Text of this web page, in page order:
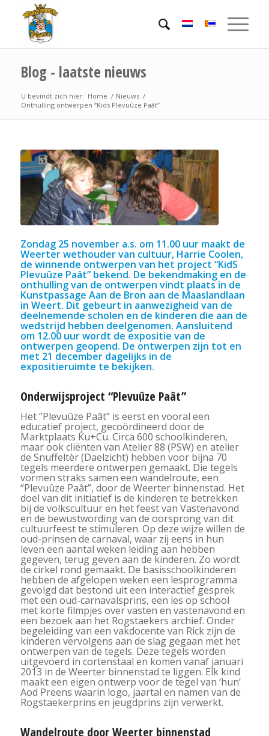
Blog - laatste nieuws
U bevindt zich hier: Home / Nieuws /
Onthulling ontwerpen “Kids Plevuûze Paât”
Zondag 25 november a.s. om 11.00 uur maakt de
Weerter wethouder van cultuur, Harrie Coolen,
de winnende ontwerpen van het project “KidS
Plevuûze Paât” bekend. De bekendmaking en de
onthulling van de ontwerpen vindt plaats in de
Kunstpassage Aan de Bron aan de Maaslandlaan
in Weert. Dit gebeurt in aanwezigheid van de
deelnemende scholen en de kinderen die aan de
wedstrijd hebben deelgenomen. Aansluitend
om 12.00 uur wordt de expositie van de
ontwerpen geopend. De ontwerpen zijn tot en
met 21 december dagelijks in de
expositieruimte te bekijken.
Onderwijsproject “Plevuûze Paât”
Het “Plevuûze Paât” is eerst en vooral een
educatief project, gecoördineerd door de
Marktplaats Ku+Cu. Circa 600 schoolkinderen,
maar ook cliënten van Atelier 88 (PSW) en atelier
de Snuffeltèr (Daelzicht) hebben voor bijna 70
tegels meerdere ontwerpen gemaakt. Die tegels
vormen straks samen een wandelroute, een
“Plevuûze Paât”, door de Weerter binnenstad. Het
doel van dit initiatief is de kinderen te betrekken
bij de volkscultuur en het feest van Vastenavond
en de bewustwording van de oorsprong van dit
cultuurfeest te stimuleren. Op deze wijze willen de
oud-prinsen de carnaval, waar zij eens in hun
leven een aantal weken leiding aan hebben
gegeven, terug geven aan de kinderen. Zo wordt
de cirkel rond gemaakt. De basisschoolkinderen
hebben de afgelopen weken een lesprogramma
gevolgd dat bestond uit een interactief gesprek
met een oud-carnavalsprins, een les op school
met korte filmpjes over vasten en vastenavond en
een bezoek aan het Rogstaekers archief. Onder
begeleiding van een vakdocente van Rick zijn de
kinderen vervolgens aan de slag gegaan met het
ontwerpen van de tegels. Deze tegels worden
uitgevoerd in cortenstaal en komen vanaf januari
2013 in de Weerter binnenstad te liggen. Elk kind
maakt een eigen ontwerp voor de tegel van ‘hun’
Aod Preens waarin logo, jaartal en namen van de
Rogstaekerprins en jeugdprins zijn verwerkt.
Wandelroute door Weerter binnenstad